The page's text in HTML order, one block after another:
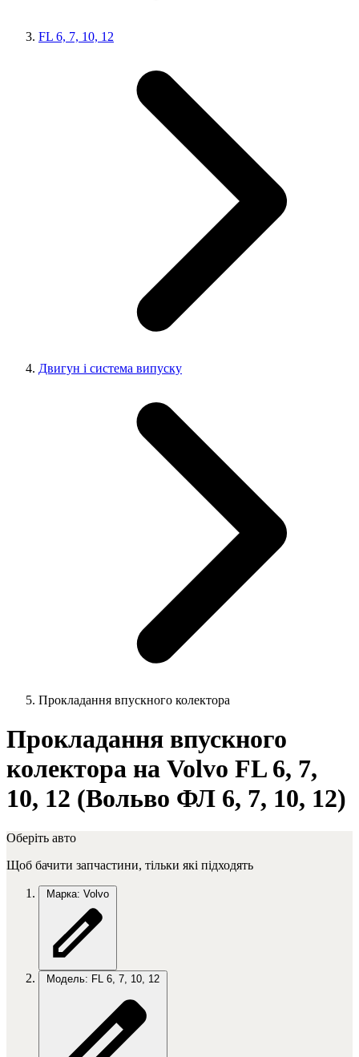
FL 6, 7, 10, 12
Двигун і система випуску
Прокладання впускного колектора
Прокладання впускного
колектора на Volvo FL 6, 7,
10, 12 (Вольво ФЛ 6, 7, 10, 12)
Оберіть авто
Щоб бачити запчастини, тільки які підходять
Марка: Volvo
Модель: FL 6, 7, 10, 12